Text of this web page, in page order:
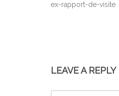
ex-rapport-de-visite
LEAVE A REPLY